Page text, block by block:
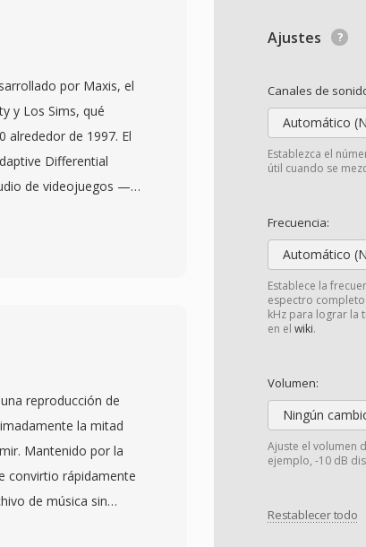
Ajustes
Canales de
Automático
Establezca el
útil cuando se
Frecuencia:
Automático
Establece la
espectro completo
kHz para lograr la
en el wiki.
Volumen:
Ningún
Ajuste el volumen
ejemplo, -10 dB
Restablecer todo
por Maxis, el
y Los Sims, qué
alrededor de 1997. El
Differential
de videojuegos —
con tamaños de
recursos del CPU a
continuo en uso en
a principios de los
XA es posible
de recursos
de modding.
reproducción de
la mitad
Mantenido por la
convirtio rápidamente
de música sin
para modelar cada